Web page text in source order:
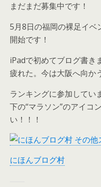
まだまだ募集中です！
5月8日の福岡の裸足イベ
開始です！
iPadで初めてブログ書き
疲れた。今は大阪へ向か
ランキングに参加してい
下の“マラソン”のアイコ
い！！！
にほんブログ村